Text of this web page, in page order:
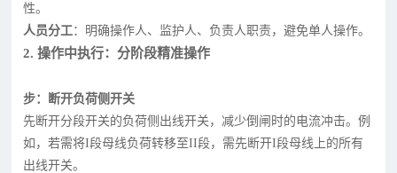
性。
人员分工：明确操作人、监护人、负责人职责，避免单人操作。
2. 操作中执行：分阶段精准操作
步：断开负荷侧开关
先断开分段开关的负荷侧出线开关，减少倒闸时的电流冲击。例
如，若需将I段母线负荷转移至II段，需先断开I段母线上的所有
出线开关。